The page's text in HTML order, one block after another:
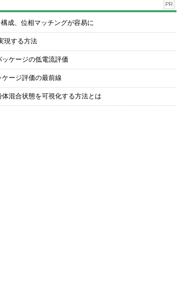
PR
成、位相マッチングが容易に
現する方法
ケージの低電流評価
ージ評価の最前線
混合状態を可視化する方法とは